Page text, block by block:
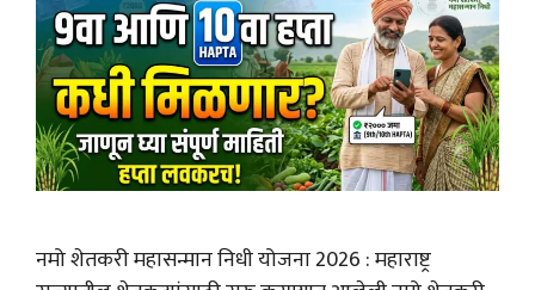
नमो शेतकरी महासन्मान निधी योजना 2026 : महाराष्ट्र